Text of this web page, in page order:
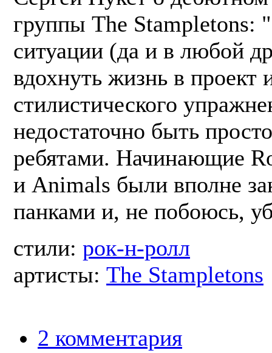
группы The Stampletons:
ситуации (да и в любой
вдохнуть жизнь в проект
стилистического
недостаточно быть
ребятами. Начинающие
и Animals были вполне
панками и, не побоюсь,
стили: рок-н-ролл
артисты: The Stampletons
2 комментария